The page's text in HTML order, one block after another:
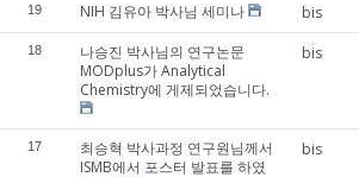
19 NIH 김유아 박사님 세미나 bis
18
나승진 박사님의 연구논문
MODplus가 Analytical
Chemistry에 게제되었습니다.
bis
17
최승혁 박사과정 연구원님께서
ISMB에서 포스터 발표를 하였
bis